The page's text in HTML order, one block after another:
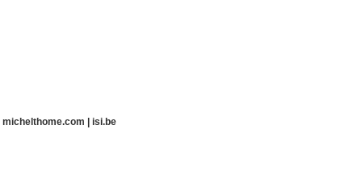
michelthome.com | isi.be